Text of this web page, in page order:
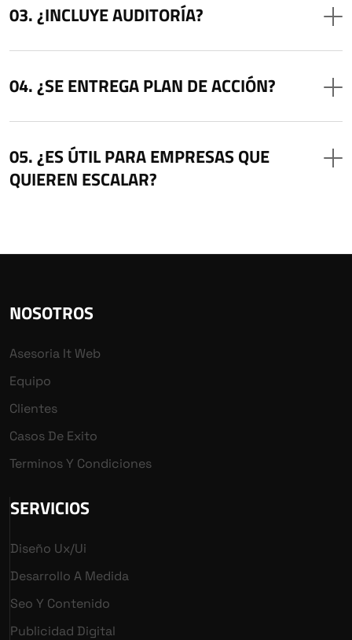
¿INCLUYE AUDITORÍA?
¿SE ENTREGA PLAN DE ACCIÓN?
¿ES ÚTIL PARA EMPRESAS QUE
QUIEREN ESCALAR?
NOSOTROS
Asesoria It Web
Equipo
Clientes
Casos De Exito
Terminos Y Condiciones
SERVICIOS
Diseño Ux/ui
Desarrollo A Medida
Seo Y Contenido
Publicidad Digital